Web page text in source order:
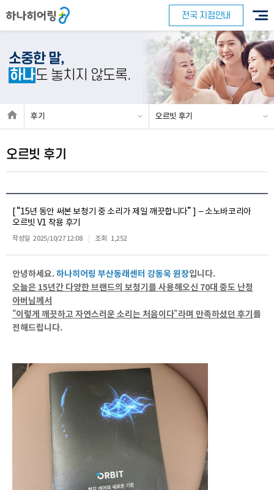
전국 지점안내
소중한 말,
하나도 놓치지 않도록.
후기 오르빗 후기
오르빗 후기
[ “15년 동안 써본 보청기 중 소리가 제일 깨끗합니다” ] – 소노바코리아
오르빗 V1 착용 후기
작성일 2025/10/27 12:08 조회 1,252
안녕하세요. 하나히어링 부산동래센터 강동욱 원장입니다.
오늘은 15년간 다양한 브랜드의 보청기를 사용해오신 70대 중도 난청
아버님께서
“이렇게 깨끗하고 자연스러운 소리는 처음이다”라며 만족하셨던 후기 를
전해드립니다.